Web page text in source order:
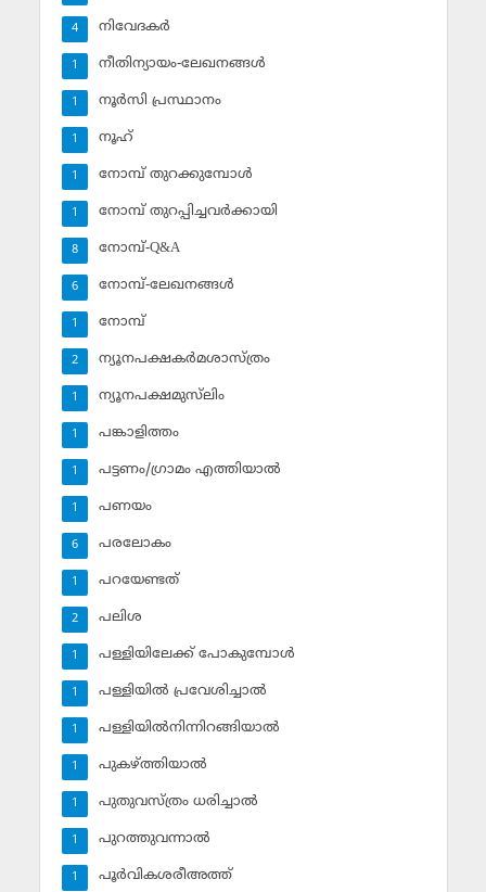
നിവേദകര്‍
4
നീതിന്യായം-ലേഖനങ്ങള്‍
1
നൂര്‍സി പ്രസ്ഥാനം
1
നൂഹ്‌
1
നോമ്പ് തുറക്കുമ്പോള്‍
1
നോമ്പ് തുറപ്പിച്ചവര്‍ക്കായി
1
നോമ്പ്-Q&A
8
നോമ്പ്-ലേഖനങ്ങള്‍
6
നോമ്പ്‌
1
ന്യൂനപക്ഷകര്‍മശാസ്ത്രം
2
ന്യൂനപക്ഷമുസ്‌ലിം
1
പങ്കാളിത്തം
1
പട്ടണം/ഗ്രാമം എത്തിയാല്‍
1
പണയം
1
പരലോകം
6
പറയേണ്ടത്
1
പലിശ
2
പള്ളിയിലേക്ക് പോകുമ്പോള്‍
1
പള്ളിയില്‍ പ്രവേശിച്ചാല്‍
1
പള്ളിയില്‍നിന്നിറങ്ങിയാല്‍
1
പുകഴ്ത്തിയാല്‍
1
പുതുവസ്ത്രം ധരിച്ചാല്‍
1
പുറത്തുവന്നാല്‍
1
പൂര്‍വികശരീഅത്ത്
1